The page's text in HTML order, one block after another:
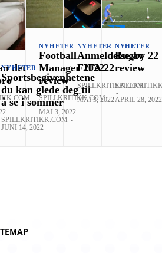
det
NYHETER
Sportsbegivenhetene
du kan glede deg til
å se i sommer
SPILLKRITIKK.COM -
JUNI 14, 2022
NYHETER
Football
Manager 2022
review
SPILLKRITIKK.COM
-
MAI 3, 2022
NYHETER
Anmeldelse av
FIFA 22
SPILLKRITIKK.COM
-
MAI 3, 2022
NYHETER
Rugby 22
review
-
APRIL 28, 2022